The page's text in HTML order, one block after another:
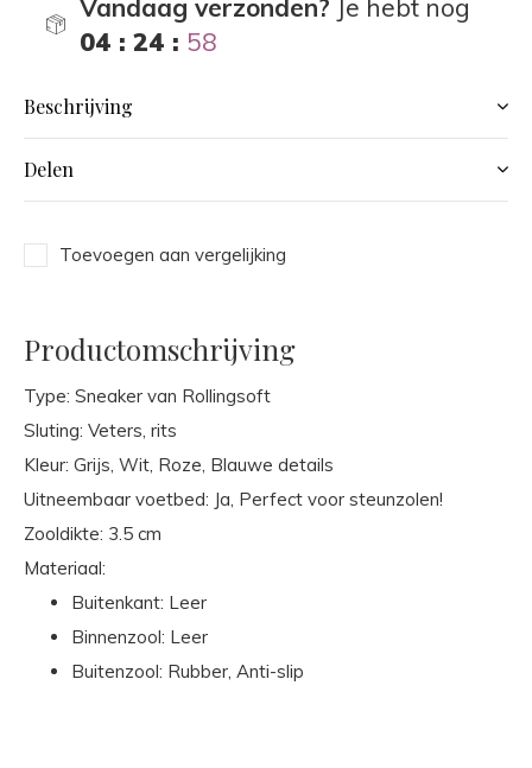
Vandaag verzonden? Je hebt nog
04 : 24 : 58
Beschrijving
Delen
Toevoegen aan vergelijking
Productomschrijving
Type: Sneaker van Rollingsoft
Sluting: Veters, rits
Kleur: Grijs, Wit, Roze, Blauwe details
Uitneembaar voetbed: Ja, Perfect voor steunzolen!
Zooldikte: 3.5 cm
Materiaal:
Buitenkant: Leer
Binnenzool: Leer
Buitenzool: Rubber, Anti-slip